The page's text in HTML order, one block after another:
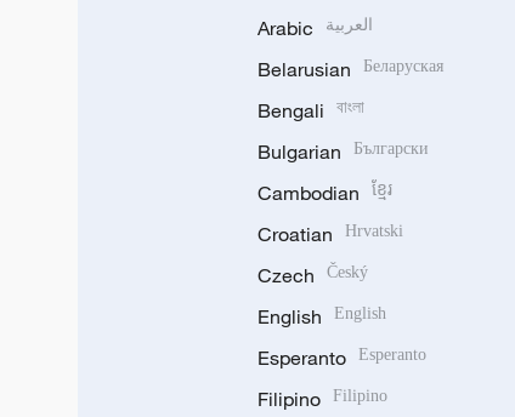
Arabic العربية
Belarusian Беларуская
Bengali বাংলা
Bulgarian Български
Cambodian ខ្មែរ
Croatian Hrvatski
Czech Český
English English
Esperanto Esperanto
Filipino Filipino